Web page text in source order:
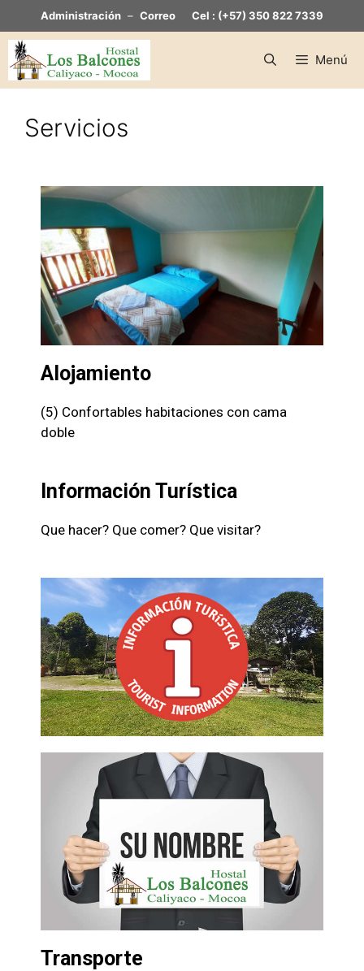
Administración – Correo Cel : (+57) 350 822 7339
Menú
Servicios
Alojamiento
(5) Confortables habitaciones con cama
doble
Información Turística
Que hacer? Que comer? Que visitar?
Transporte